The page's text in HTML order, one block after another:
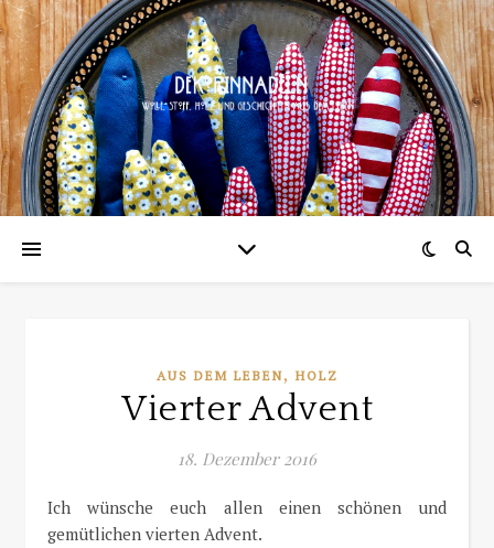
AUS DEM LEBEN, HOLZ
Vierter Advent
18. Dezember 2016
Ich wünsche euch allen einen schönen und
gemütlichen vierten Advent.